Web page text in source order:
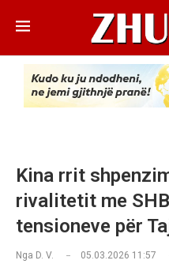
Kina rrit
rivalitetit me
tensioneve për
Nga D. V. 05.03.2026 11:57